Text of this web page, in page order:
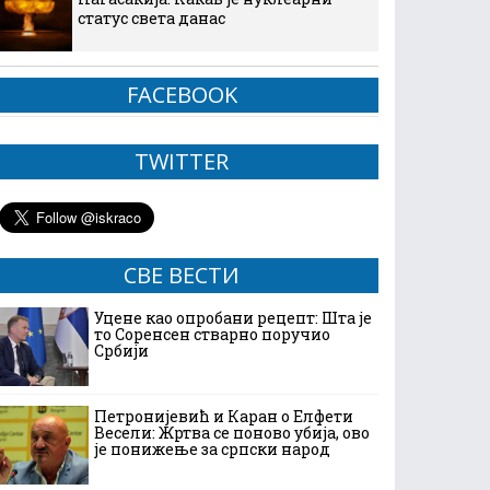
статус света данас
FACEBOOK
TWITTER
СВЕ ВЕСТИ
Уцене као опробани рецепт: Шта је
то Соренсен стварно поручио
Србији
Петронијевић и Каран о Елфети
Весели: Жртва се поново убија, ово
је понижење за српски народ